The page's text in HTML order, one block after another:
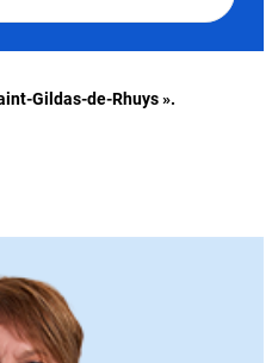
Gildas-de-Rhuys ».